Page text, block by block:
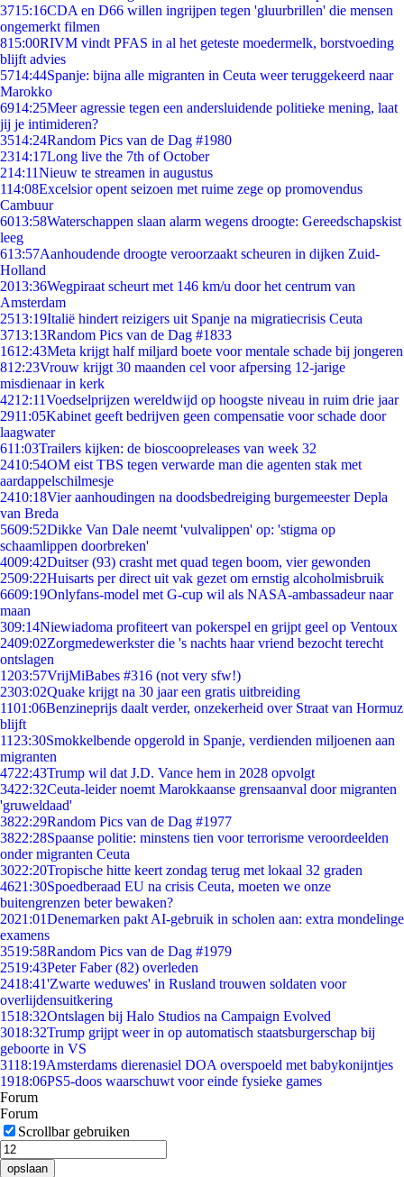
3715:16CDA en D66 willen ingrijpen tegen 'gluurbrillen' die mensen
ongemerkt filmen
815:00RIVM vindt PFAS in al het geteste moedermelk, borstvoeding
blijft advies
5714:44Spanje: bijna alle migranten in Ceuta weer teruggekeerd naar
Marokko
6914:25Meer agressie tegen een andersluidende politieke mening, laat
jij je intimideren?
3514:24Random Pics van de Dag #1980
2314:17Long live the 7th of October
214:11Nieuw te streamen in augustus
114:08Excelsior opent seizoen met ruime zege op promovendus
Cambuur
6013:58Waterschappen slaan alarm wegens droogte: Gereedschapskist
leeg
613:57Aanhoudende droogte veroorzaakt scheuren in dijken Zuid-
Holland
2013:36Wegpiraat scheurt met 146 km/u door het centrum van
Amsterdam
2513:19Italië hindert reizigers uit Spanje na migratiecrisis Ceuta
3713:13Random Pics van de Dag #1833
1612:43Meta krijgt half miljard boete voor mentale schade bij jongeren
812:23Vrouw krijgt 30 maanden cel voor afpersing 12-jarige
misdienaar in kerk
4212:11Voedselprijzen wereldwijd op hoogste niveau in ruim drie jaar
2911:05Kabinet geeft bedrijven geen compensatie voor schade door
laagwater
611:03Trailers kijken: de bioscoopreleases van week 32
2410:54OM eist TBS tegen verwarde man die agenten stak met
aardappelschilmesje
2410:18Vier aanhoudingen na doodsbedreiging burgemeester Depla
van Breda
5609:52Dikke Van Dale neemt 'vulvalippen' op: 'stigma op
schaamlippen doorbreken'
4009:42Duitser (93) crasht met quad tegen boom, vier gewonden
2509:22Huisarts per direct uit vak gezet om ernstig alcoholmisbruik
6609:19Onlyfans-model met G-cup wil als NASA-ambassadeur naar
maan
309:14Niewiadoma profiteert van pokerspel en grijpt geel op Ventoux
2409:02Zorgmedewerkster die 's nachts haar vriend bezocht terecht
ontslagen
1203:57VrijMiBabes #316 (not very sfw!)
2303:02Quake krijgt na 30 jaar een gratis uitbreiding
1101:06Benzineprijs daalt verder, onzekerheid over Straat van Hormuz
blijft
11 23:30Smokkelbende opgerold in Spanje, verdienden miljoenen aan
migranten
4722:43Trump wil dat J.D. Vance hem in 2028 opvolgt
3422:32Ceuta-leider noemt Marokkaanse grensaanval door migranten
'gruweldaad'
3822:29Random Pics van de Dag #1977
3822:28Spaanse politie: minstens tien voor terrorisme veroordeelden
onder migranten Ceuta
3022:20Tropische hitte keert zondag terug met lokaal 32 graden
4621:30Spoedberaad EU na crisis Ceuta, moeten we onze
buitengrenzen beter bewaken?
2021:01Denemarken pakt AI-gebruik in scholen aan: extra mondelinge
examens
3519:58Random Pics van de Dag #1979
2519:43Peter Faber (82) overleden
2418:41'Zwarte weduwes' in Rusland trouwen soldaten voor
overlijdensuitkering
1518:32Ontslagen bij Halo Studios na Campaign Evolved
3018:32Trump grijpt weer in op automatisch staatsburgerschap bij
geboorte in VS
3118:19Amsterdams dierenasiel DOA overspoeld met babykonijntjes
1918:06PS5-doos waarschuwt voor einde fysieke games
Forum
Forum
Scrollbar gebruiken
opslaan